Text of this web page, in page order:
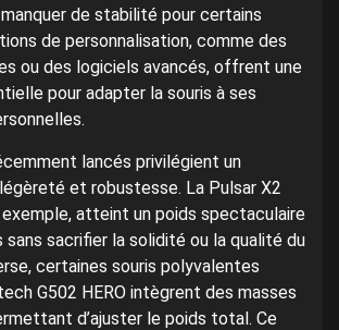
de stabilité pour certains
de personnalisation, comme des
ou des logiciels avancés, offrent une
pour adapter la souris à ses
lancés privilégient un
et robustesse. La Pulsar X2
exemple, atteint un poids spectaculaire
sans sacrifier la solidité ou la qualité du
certaines souris polyvalentes
G502 HERO intègrent des masses
d’ajuster le poids total. Ce